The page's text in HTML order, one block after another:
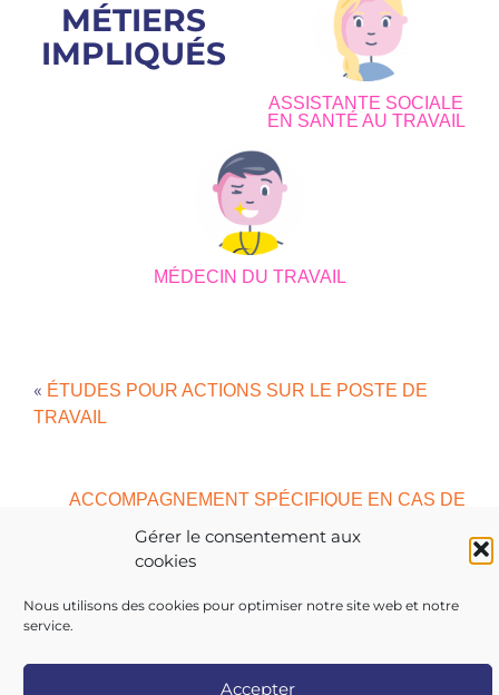
Gérer le consentement aux
cookies
Nous utilisons des cookies pour optimiser notre site web et notre
service.
Accepter
MÉTIERS
IMPLIQUÉS
ASSISTANTE SOCIALE
EN SANTÉ AU TRAVAIL
MÉDECIN DU TRAVAIL
« ÉTUDES POUR ACTIONS SUR LE POSTE DE
TRAVAIL
ACCOMPAGNEMENT SPÉCIFIQUE EN CAS DE
Copyright 2026 AIST 84 |Politique de confidentialité|
Contactez-nous|